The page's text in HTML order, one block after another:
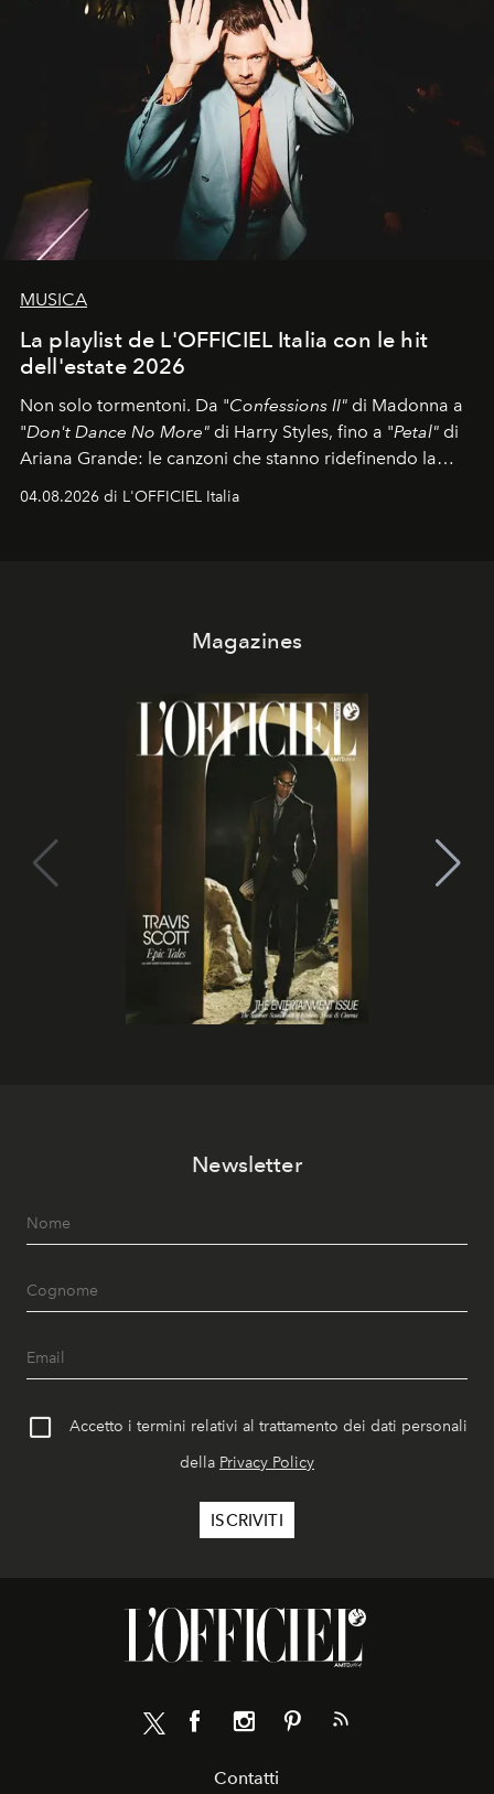
MUSICA
La playlist de L'OFFICIEL Italia con le hit
dell'estate 2026
Non solo tormentoni. Da "Confessions II" di Madonna a
"Don't Dance No More" di Harry Styles, fino a "Petal" di
Ariana Grande: le canzoni che stanno ridefinendo la
colonna sonora della stagione.
04.08.2026 di L'OFFICIEL Italia
Magazines
Newsletter
Accetto i termini relativi al trattamento dei dati personali
della Privacy Policy
Contatti